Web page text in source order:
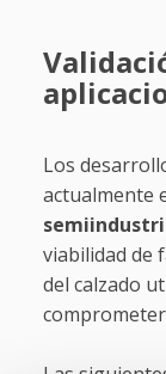
Los
actualmente
viabilidad de
del calzado